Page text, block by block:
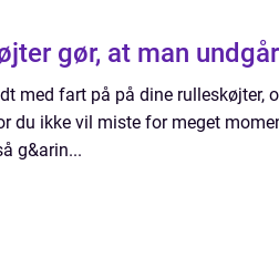
gør, at man
med fart på på dine rulleskøjter,
du ikke vil miste for meget
g&arin...